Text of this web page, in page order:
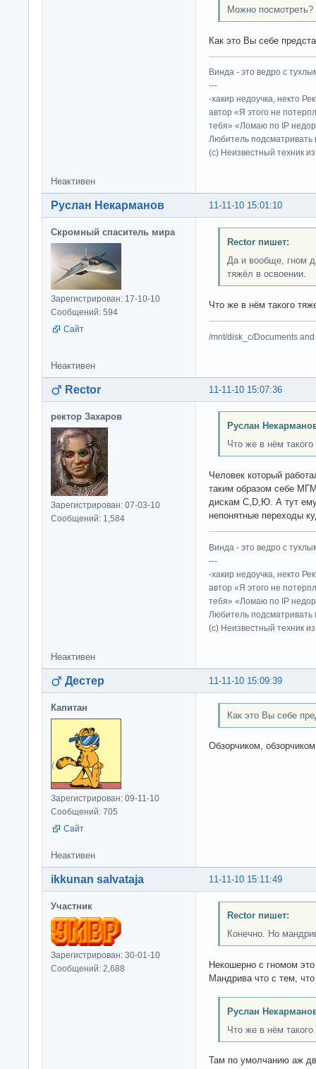
Можно посмотреть?
Как это Вы себе
Винда - это ведро с
---
-хакир недоучка, некто
автор «Я этого не
тебя» «Ломаю по IP
Любитель подсматривать
(c) Неизвестный техник
Неактивен
11-11-10 15:01:10
Руслан Некарманов
Скромный спаситель мира
Зарегистрирован: 17-10-10
Сообщений: 594
Сайт
Rector пишет:
Да и вообще, гном
тяжёл в освоении.
Что же в нём такого
/mnt/disk_c/Documents
Неактивен
11-11-10 15:07:36
Rector
ректор Захаров
Зарегистрирован: 07-03-10
Сообщений: 1,584
Руслан
Что же в нём
Человек который
таким образом себе
дискам С,D,Ю. А тут ему
непонятные переходы
Винда - это ведро с
---
-хакир недоучка, некто
автор «Я этого не
тебя» «Ломаю по IP
Любитель подсматривать
(c) Неизвестный техник
Неактивен
11-11-10 15:09:39
Дестер
Капитан
Зарегистрирован: 09-11-10
Сообщений: 705
Сайт
Как это Вы себе
Обзорчиком,
Неактивен
11-11-10 15:11:49
ikkunan salvataja
Участник
Зарегистрирован: 30-01-10
Сообщений: 2,688
Rector пишет:
Конечно. Но
Некошерно с гномом
Мандрива что с тем,
Руслан
Что же в нём такого
Там по умолчанию аж